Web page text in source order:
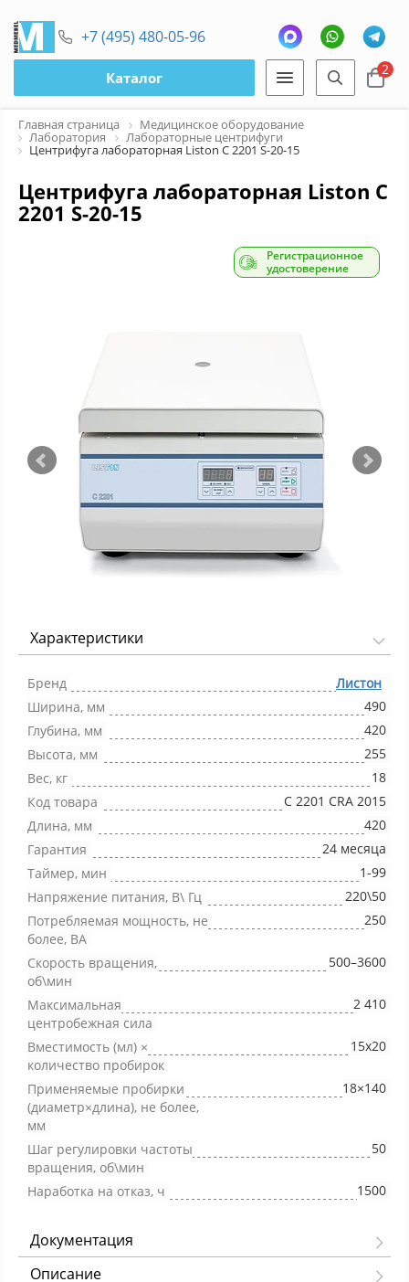
+7 (495) 480-05-96
Каталог 2
Главная страница Медицинское оборудование
Лаборатория Лабораторные центрифуги
Центрифуга лабораторная Liston C 2201 S-20-15
Центрифуга лабораторная Liston C
2201 S-20-15
Регистрационное
удостоверение
Характеристики
Бренд
Листон
Ширина, мм
490
Глубина, мм
420
Высота, мм
255
Вес, кг
18
Код товара
C 2201 CRA 2015
Длина, мм
420
Гарантия
24 месяца
Таймер, мин
1-99
Напряжение питания, В\ Гц
220\50
Потребляемая мощность, не
более, ВА
250
Скорость вращения,
об\мин
500–3600
Максимальная
центробежная сила
2 410
Вместимость (мл) ×
количество пробирок
15x20
Применяемые пробирки
(диаметр×длина), не более,
мм
18×140
Шаг регулировки частоты
вращения, об\мин
50
Наработка на отказ, ч 1500
Документация
Описание